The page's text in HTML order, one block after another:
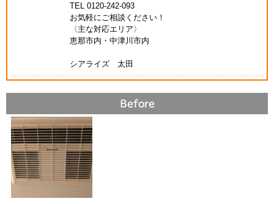
TEL 0120-242-093
お気軽にご相談ください！
〈主な対応エリア〉
恵那市内・中津川市内
シアライズ 太田
Before